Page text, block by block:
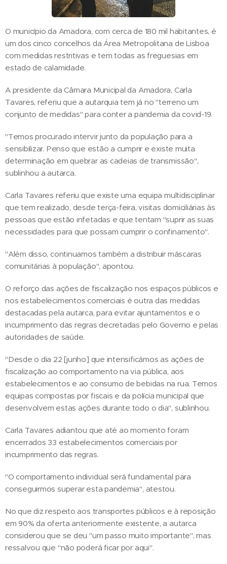
O município da Amadora, com cerca de 180 mil habitantes, é
um dos cinco concelhos da Área Metropolitana de Lisboa
com medidas restritivas e tem todas as freguesias em
estado de calamidade.
A presidente da Câmara Municipal da Amadora, Carla
Tavares, referiu que a autarquia tem já no "terreno um
conjunto de medidas" para conter a pandemia da covid-19.
"Temos procurado intervir junto da população para a
sensibilizar. Penso que estão a cumprir e existe muita
determinação em quebrar as cadeias de transmissão",
sublinhou a autarca.
Carla Tavares referiu que existe uma equipa multidisciplinar
que tem realizado, desde terça-feira, visitas domiciliárias às
pessoas que estão infetadas e que tentam "suprir as suas
necessidades para que possam cumprir o confinamento".
"Além disso, continuamos também a distribuir máscaras
comunitárias à população", apontou.
O reforço das ações de fiscalização nos espaços públicos e
nos estabelecimentos comerciais é outra das medidas
destacadas pela autarca, para evitar ajuntamentos e o
incumprimento das regras decretadas pelo Governo e pelas
autoridades de saúde.
"Desde o dia 22 [junho] que intensificámos as ações de
fiscalização ao comportamento na via pública, aos
estabelecimentos e ao consumo de bebidas na rua. Temos
equipas compostas por fiscais e da polícia municipal que
desenvolvem estas ações durante todo o dia", sublinhou.
Carla Tavares adiantou que até ao momento foram
encerrados 33 estabelecimentos comerciais por
incumprimento das regras.
"O comportamento individual será fundamental para
conseguirmos superar esta pandemia", atestou.
No que diz respeito aos transportes públicos e à reposição
em 90% da oferta anteriormente existente, a autarca
considerou que se deu "um passo muito importante", mas
ressalvou que "não poderá ficar por aqui".